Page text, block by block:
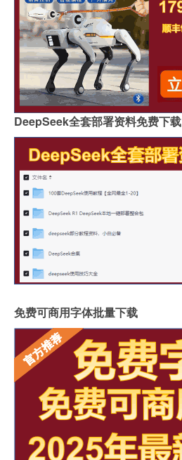
DeepSeek全套部署资料免费下载
免费可商用字体批量下载